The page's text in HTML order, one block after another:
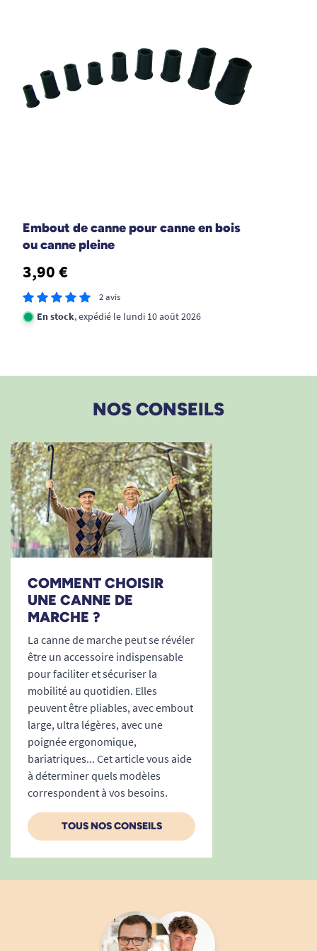
17/08/2025
Bien
M. Sylvain
06/03/2025
Très bon produit, répondant bien à l'usage attendu
G. Michel
Embout de canne pour canne en bois
ou canne pleine
3,90 €
2 avis
En stock, expédié le lundi 10 août 2026
NOS CONSEILS
COMMENT CHOISIR
UNE CANNE DE
MARCHE ?
La canne de marche peut se révéler
être un accessoire indispensable
pour faciliter et sécuriser la
mobilité au quotidien. Elles
peuvent être pliables, avec embout
large, ultra légères, avec une
poignée ergonomique,
bariatriques... Cet article vous aide
à déterminer quels modèles
correspondent à vos besoins.
TOUS NOS CONSEILS